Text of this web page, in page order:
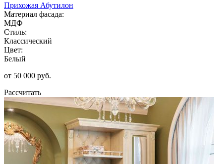
Прихожая Абутилон
Материал фасада:
МДФ
Стиль:
Классический
Цвет:
Белый
от 50 000 руб.
Рассчитать